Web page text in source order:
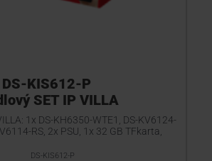
DS-KIS612-P
SET IP VILLA
1x DS-KH6350-WTE1, DS-KV6124-
RS, 2x PSU, 1x 32 GB TFkarta,
DS-KIS612-P